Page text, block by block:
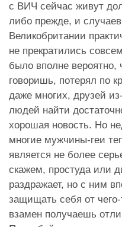
с ВИЧ сейчас живут
либо прежде, и
Великобритании
не прекратились
было вполне
говоришь, потерял по
даже многих, друзей
людей найти
хорошая новость. Но
многие мужчины-геи
является не более
скажем, простуда или
раздражает, но с ним
защищать себя от
взамен получаешь